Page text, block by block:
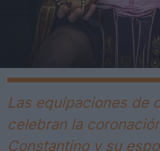
Las equipaciones de
celebran la
Constantino y su